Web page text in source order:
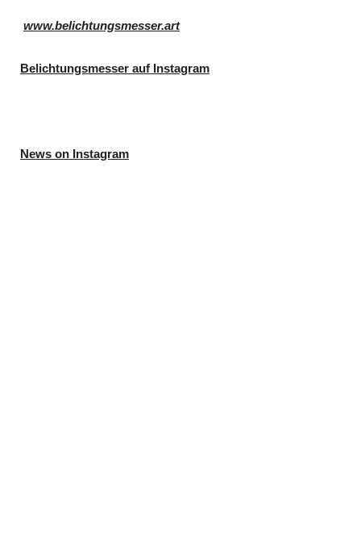
www.belichtungsmesser.art
Belichtungsmesser auf Instagram
News on Instagram